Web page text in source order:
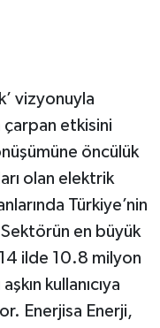
vizyonuyla
etkisini
öncülük
olan elektrik
Türkiye’nin
en büyük
ilde 10.8 milyon
kullanıcıya
Enerjisa Enerji,